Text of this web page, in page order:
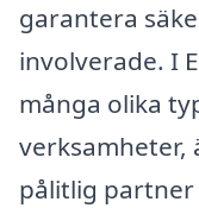
garantera
involverade. I
många olika
verksamheter,
pålitlig